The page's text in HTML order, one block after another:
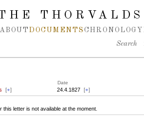
ABOUT DOCUMENTS CHRONOLOGY
Search
Date
[+] 24.4.1827 [+]
this letter is not available at the moment.